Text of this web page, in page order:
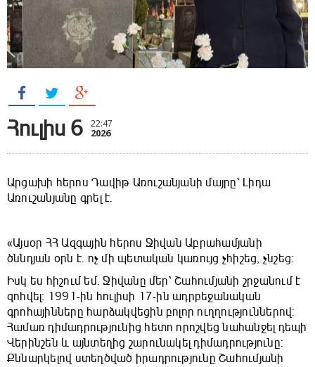
Հուլիս 6 22:47
2026
Արցախի հերոս Դավիթ Առուշանյանի մայրը՝ Լիդա
Առուշանյանը գրել է.
«Այսօր ՀՀ Ազգային հերոս Ջիվան Աբրահամյանի
ծննդյան օրն է. ոչ մի պետական կառույց չհիշեց, չնշեց։
Իսկ ես հիշում եմ. Ջիվանը մեր՝ Շահումյանի շրջանում է
զոհվել։ 1991-ին հուլիսի 17-ին ադրբեջանական
գրոհայինները հարձակվեցին բոլոր ուղղություններով:
Համառ դիմադրությունից հետո որոշվեց նահանջել դեպի
Վերինշեն և այնտեղից շարունակել դիմադրությունը:
Քննարկելով ստեղծված իրադրությունը Շահումյանի